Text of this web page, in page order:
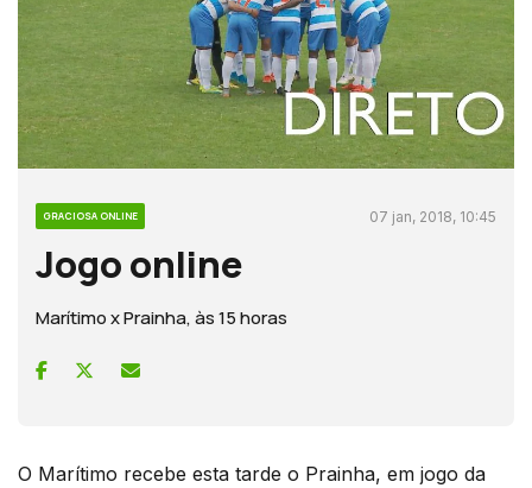
GRACIOSA ONLINE 07 jan, 2018, 10:45
Jogo online
Marítimo x Prainha, às 15 horas
O Marítimo recebe esta tarde o Prainha, em jogo da